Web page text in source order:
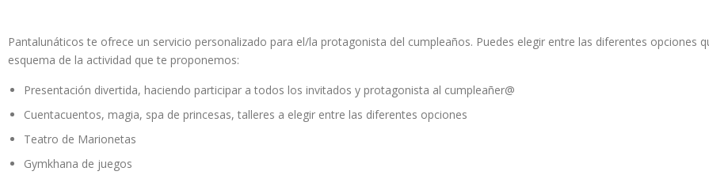
Pantalunáticos te ofrece un servicio personalizado para el/la protagonista del cumpleaños. Puedes elegir entre las diferentes opciones
esquema de la actividad que te proponemos:
Presentación divertida, haciendo participar a todos los invitados y protagonista al cumpleañer@
Cuentacuentos, magia, spa de princesas, talleres a elegir entre las diferentes opciones
Teatro de Marionetas
Gymkhana de juegos